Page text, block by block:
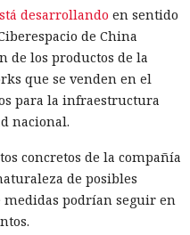
la seguridad de Atlas y
desarrollando en sentido
de China
de los productos de la
que se venden en el
para la infraestructura
nacional.
concretos de la compañía
de posibles
podrían seguir en